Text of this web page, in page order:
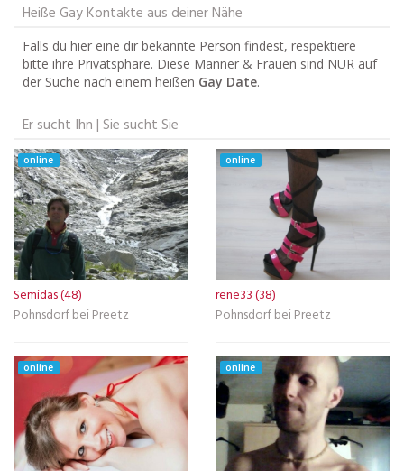
Heiße Gay Kontakte aus deiner Nähe
Falls du hier eine dir bekannte Person findest, respektiere
bitte ihre Privatsphäre. Diese Männer & Frauen sind NUR auf
der Suche nach einem heißen Gay Date.
Er sucht Ihn | Sie sucht Sie
online
Semidas (48)
Pohnsdorf bei Preetz
online
rene33 (38)
Pohnsdorf bei Preetz
online online